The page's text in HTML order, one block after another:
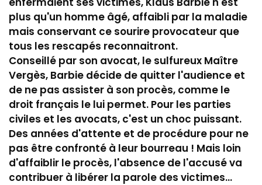
plus qu'un homme âgé, affaibli par la maladie
mais conservant ce sourire provocateur que
tous les rescapés reconnaitront.
Conseillé par son avocat, le sulfureux Maître
Vergès, Barbie décide de quitter l'audience et
de ne pas assister à son procès, comme le
droit français le lui permet. Pour les parties
civiles et les avocats, c'est un choc puissant.
Des années d'attente et de procédure pour ne
pas être confronté à leur bourreau ! Mais loin
d'affaiblir le procès, l'absence de l'accusé va
contribuer à libérer la parole des victimes...